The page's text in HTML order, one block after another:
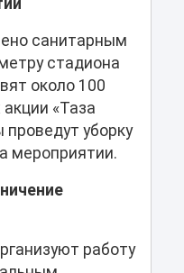
санитарным
стадиона
около 100
«Таза
уборку
мероприятии.
работу